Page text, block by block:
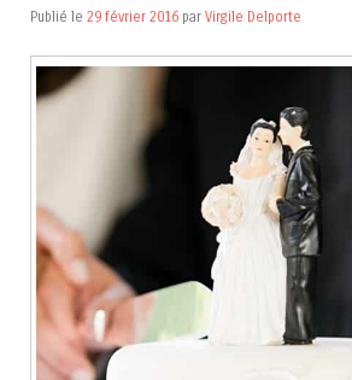
Publié le 29 février 2016 par Virgile Delporte